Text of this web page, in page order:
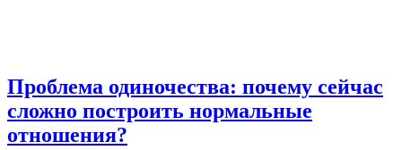
Проблема одиночества: почему сейчас
сложно построить нормальные
отношения?